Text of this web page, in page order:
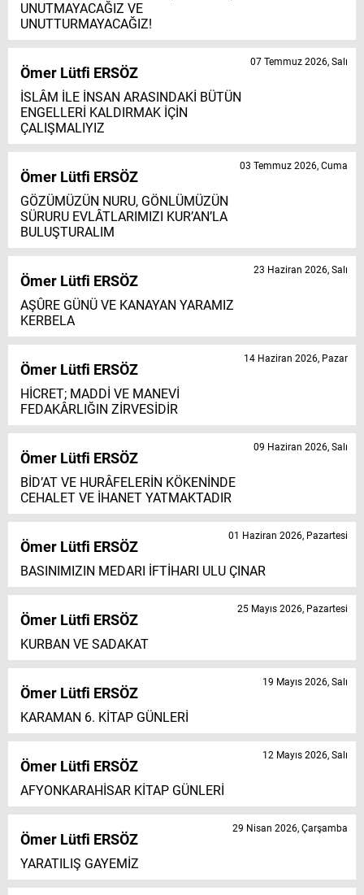
UNUTMAYACAĞIZ VE
UNUTTURMAYACAĞIZ!
Ömer Lütfi ERSÖZ
İSLÂM İLE İNSAN ARASINDAKİ BÜTÜN
ENGELLERİ KALDIRMAK İÇİN
ÇALIŞMALIYIZ
07 Temmuz 2026, Salı
Ömer Lütfi ERSÖZ
GÖZÜMÜZÜN NURU, GÖNLÜMÜZÜN
SÜRURU EVLÂTLARIMIZI KUR’AN’LA
BULUŞTURALIM
03 Temmuz 2026, Cuma
Ömer Lütfi ERSÖZ
AŞÛRE GÜNÜ VE KANAYAN YARAMIZ
KERBELA
23 Haziran 2026, Salı
Ömer Lütfi ERSÖZ
HİCRET; MADDİ VE MANEVİ
FEDAKÂRLIĞIN ZİRVESİDİR
14 Haziran 2026, Pazar
Ömer Lütfi ERSÖZ
BİD’AT VE HURÂFELERİN KÖKENİNDE
CEHALET VE İHANET YATMAKTADIR
09 Haziran 2026, Salı
Ömer Lütfi ERSÖZ
BASINIMIZIN MEDARI İFTİHARI ULU ÇINAR
01 Haziran 2026, Pazartesi
Ömer Lütfi ERSÖZ
KURBAN VE SADAKAT
25 Mayıs 2026, Pazartesi
Ömer Lütfi ERSÖZ
KARAMAN 6. KİTAP GÜNLERİ
19 Mayıs 2026, Salı
Ömer Lütfi ERSÖZ
AFYONKARAHİSAR KİTAP GÜNLERİ
12 Mayıs 2026, Salı
Ömer Lütfi ERSÖZ
YARATILIŞ GAYEMİZ
29 Nisan 2026, Çarşamba